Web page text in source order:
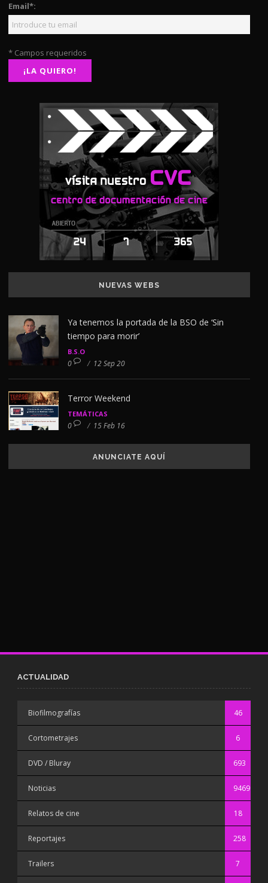
Email*:
* Campos requeridos
NUEVAS WEBS
Ya tenemos la portada de la BSO de ‘Sin
tiempo para morir’
B.S.O
0 / 12 Sep 20
Terror Weekend
TEMÁTICAS
0 / 15 Feb 16
ANUNCIATE AQUÍ
ACTUALIDAD
Biofilmografías 46
Cortometrajes 6
DVD / Bluray 693
Noticias 9469
Relatos de cine 18
Reportajes 258
Trailers 7